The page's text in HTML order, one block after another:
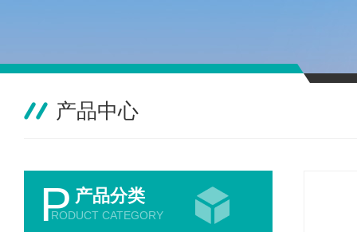
产品中心
P 产品分类
RODUCT CATEGORY